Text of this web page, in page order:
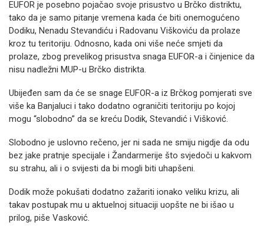
EUFOR je posebno pojačao svoje prisustvo u Brčko distriktu,
tako da je samo pitanje vremena kada će biti onemogućeno
Dodiku, Nenadu Stevandiću i Radovanu Viškoviću da prolaze
kroz tu teritoriju. Odnosno, kada oni više neće smjeti da
prolaze, zbog prevelikog prisustva snaga EUFOR-a i činjenice da
nisu nadležni MUP-u Brčko distrikta.
Ubijeđen sam da će se snage EUFOR-a iz Brčkog pomjerati sve
više ka Banjaluci i tako dodatno ograničiti teritoriju po kojoj
mogu “slobodno” da se kreću Dodik, Stevandić i Višković.
Slobodno je uslovno rečeno, jer ni sada ne smiju nigdje da odu
bez jake pratnje specijale i Žandarmerije što svjedoči u kakvom
su strahu, ali i o svijesti da bi mogli biti uhapšeni.
Dodik može pokušati dodatno zažariti ionako veliku krizu, ali
takav postupak mu u aktuelnoj situaciji uopšte ne bi išao u
prilog, piše Vasković.